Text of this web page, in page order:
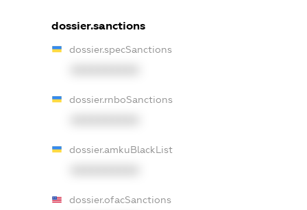
dossier.sanctions
dossier.specSanctions
dossier.rnboSanctions
dossier.amkuBlackList
dossier.ofacSanctions